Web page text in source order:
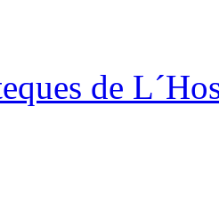
de